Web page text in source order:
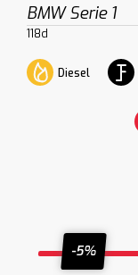
BMW Serie 1
118d
Diesel
-5%